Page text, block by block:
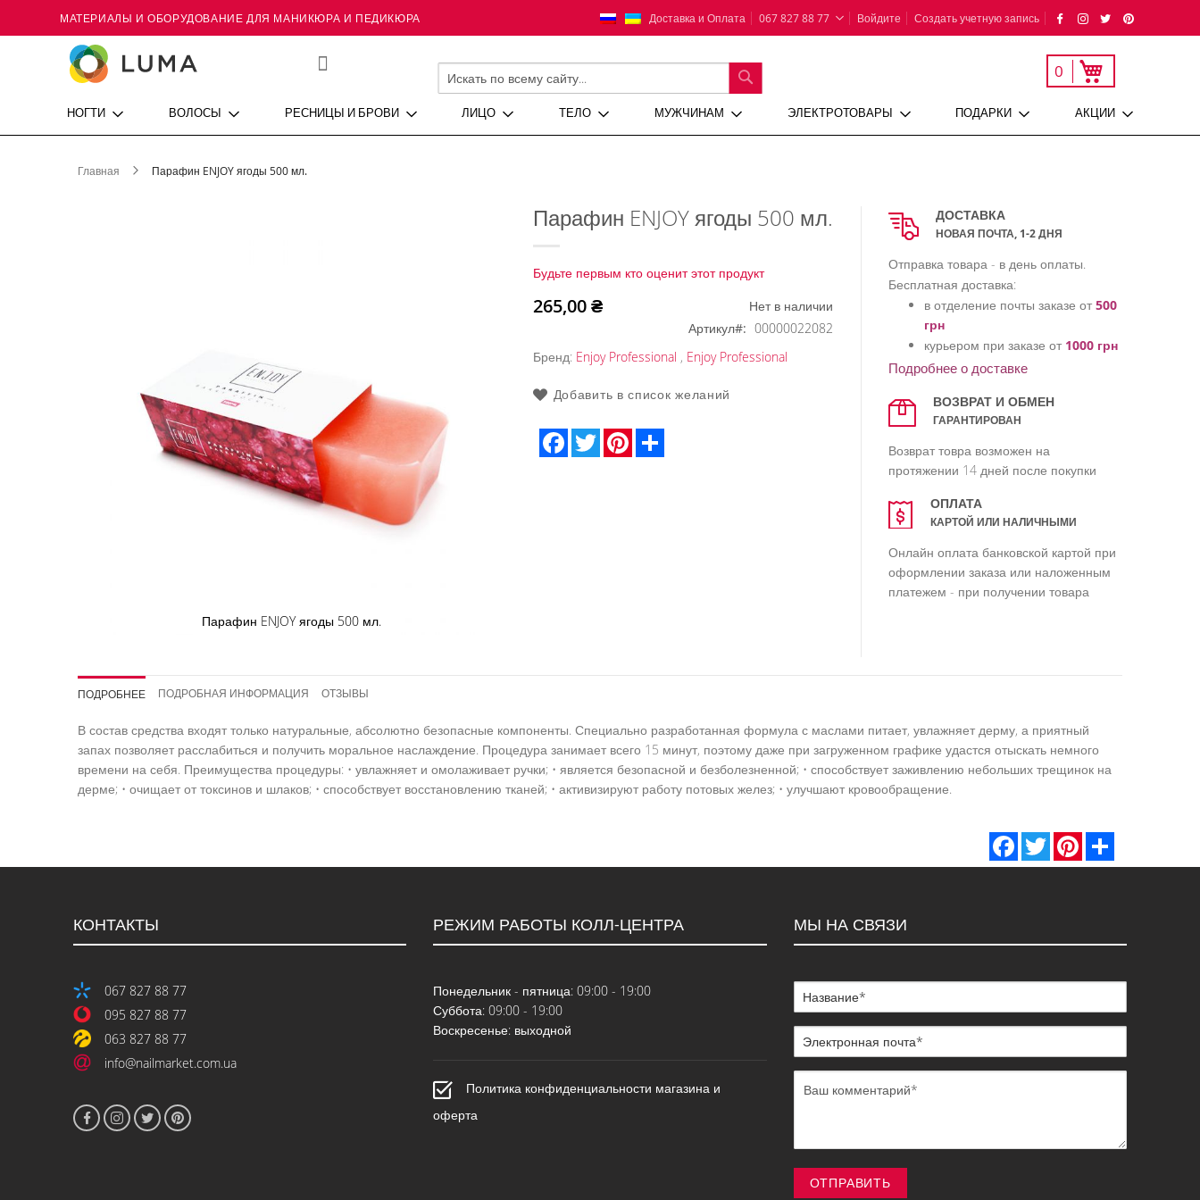
Skip
Content
МАТЕРИАЛЫ И ОБОРУДОВАНИЕ ДЛЯ МАНИКЮРА И ПЕДИКЮРА Язык Доставка и Оплата 067 827 88 77 Войдите Создать учетную запись
Моя корзина
0
ПОИСК
НОГТИ ВОЛОСЫ РЕСНИЦЫ И БРОВИ ЛИЦО ТЕЛО МУЖЧИНАМ ЭЛЕКТРОТОВАРЫ ПОДАРКИ АКЦИИ
Главная Парафин ENJOY ягоды 500 мл.
Парафин ENJOY ягоды 500 мл.
началу
галереи
изображений
Парафин ENJOY ягоды 500 мл.
Будьте первым кто оценит этот продукт
265,00 ₴
Нет в наличии
Артикул
00000022082
Бренд: Enjoy Professional , Enjoy Professional
Добавить в список желаний
Facebook
Twitter Pinterest
ДОСТАВКА
НОВАЯ ПОЧТА, 1-2 ДНЯ
Отправка товара - в день оплаты.
Бесплатная доставка:
в отделение почты заказе от500
грн
курьером при заказе от1000 грн
Подробнее о доставке
ВОЗВРАТ И ОБМЕН
ГАРАНТИРОВАН
Возврат товра возможен на
протяжении 14 дней после покупки
ОПЛАТА
КАРТОЙ ИЛИ НАЛИЧНЫМИ
Онлайн оплата банковской картой при
оформлении заказа или наложенным
платежем - при получении товара
ПОДРОБНЕЕ
В состав средства входят только натуральные, абсолютно безопасные компоненты. Специально разработанная формула с маслами питает, увлажняет дерму, а приятный
запах позволяет расслабиться и получить моральное наслаждение. Процедура занимает всего 15 минут, поэтому даже при загруженном графике удастся отыскать немного
времени на себя. Преимущества процедуры: • увлажняет и омолаживает ручки; • является безопасной и безболезненной; • способствует заживлению небольших трещинок на
дерме; • очищает от токсинов и шлаков; • способствует восстановлению тканей; • активизируют работу потовых желез; • улучшают кровообращение.
ПОДРОБНАЯ ИНФОРМАЦИЯ ОТЗЫВЫ
Facebook
Twitter Pinterest
КОНТАКТЫ
067 827 88 77
095 827 88 77
063 827 88 77
info@nailmarket.com.ua
РЕЖИМ РАБОТЫ КОЛЛ-ЦЕНТРА
Понедельник - пятница: 09:00 - 19:00
Суббота: 09:00 - 19:00
Воскресенье: выходной
Политика конфиденциальности магазина и
оферта
МЫ НА СВЯЗИ
ОТПРАВИТЬ